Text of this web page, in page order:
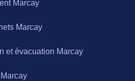
Marcay
Marcay
et évacuation Marcay